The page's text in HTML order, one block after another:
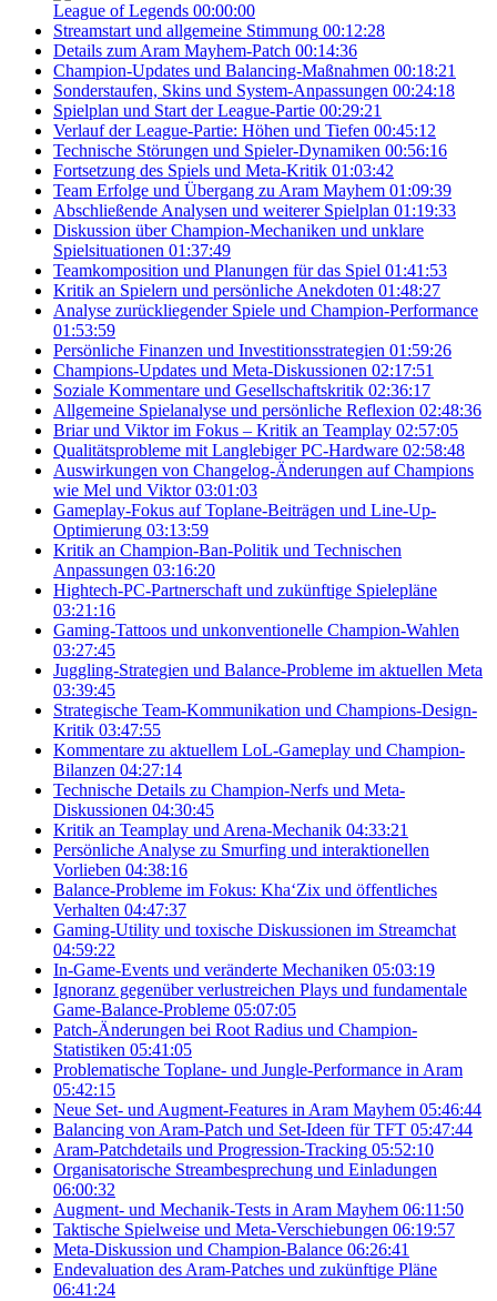
League of Legends 00:00:00
Streamstart und allgemeine Stimmung 00:12:28
Details zum Aram Mayhem-Patch 00:14:36
Champion-Updates und Balancing-Maßnahmen 00:18:21
Sonderstaufen, Skins und System-Anpassungen 00:24:18
Spielplan und Start der League-Partie 00:29:21
Verlauf der League-Partie: Höhen und Tiefen 00:45:12
Technische Störungen und Spieler-Dynamiken 00:56:16
Fortsetzung des Spiels und Meta-Kritik 01:03:42
Team Erfolge und Übergang zu Aram Mayhem 01:09:39
Abschließende Analysen und weiterer Spielplan 01:19:33
Diskussion über Champion-Mechaniken und unklare
Spielsituationen 01:37:49
Teamkomposition und Planungen für das Spiel 01:41:53
Kritik an Spielern und persönliche Anekdoten 01:48:27
Analyse zurückliegender Spiele und Champion-Performance
01:53:59
Persönliche Finanzen und Investitionsstrategien 01:59:26
Champions-Updates und Meta-Diskussionen 02:17:51
Soziale Kommentare und Gesellschaftskritik 02:36:17
Allgemeine Spielanalyse und persönliche Reflexion 02:48:36
Briar und Viktor im Fokus – Kritik an Teamplay 02:57:05
Qualitätsprobleme mit Langlebiger PC-Hardware 02:58:48
Auswirkungen von Changelog-Änderungen auf Champions
wie Mel und Viktor 03:01:03
Gameplay-Fokus auf Toplane-Beiträgen und Line-Up-
Optimierung 03:13:59
Kritik an Champion-Ban-Politik und Technischen
Anpassungen 03:16:20
Hightech-PC-Partnerschaft und zukünftige Spielepläne
03:21:16
Gaming-Tattoos und unkonventionelle Champion-Wahlen
03:27:45
Juggling-Strategien und Balance-Probleme im aktuellen Meta
03:39:45
Strategische Team-Kommunikation und Champions-Design-
Kritik 03:47:55
Kommentare zu aktuellem LoL-Gameplay und Champion-
Bilanzen 04:27:14
Technische Details zu Champion-Nerfs und Meta-
Diskussionen 04:30:45
Kritik an Teamplay und Arena-Mechanik 04:33:21
Persönliche Analyse zu Smurfing und interaktionellen
Vorlieben 04:38:16
Balance-Probleme im Fokus: Kha‘Zix und öffentliches
Verhalten 04:47:37
Gaming-Utility und toxische Diskussionen im Streamchat
04:59:22
In-Game-Events und veränderte Mechaniken 05:03:19
Ignoranz gegenüber verlustreichen Plays und fundamentale
Game-Balance-Probleme 05:07:05
Patch-Änderungen bei Root Radius und Champion-
Statistiken 05:41:05
Problematische Toplane- und Jungle-Performance in Aram
05:42:15
Neue Set- und Augment-Features in Aram Mayhem 05:46:44
Balancing von Aram-Patch und Set-Ideen für TFT 05:47:44
Aram-Patchdetails und Progression-Tracking 05:52:10
Organisatorische Streambesprechung und Einladungen
06:00:32
Augment- und Mechanik-Tests in Aram Mayhem 06:11:50
Taktische Spielweise und Meta-Verschiebungen 06:19:57
Meta-Diskussion und Champion-Balance 06:26:41
Endevaluation des Aram-Patches und zukünftige Pläne
06:41:24